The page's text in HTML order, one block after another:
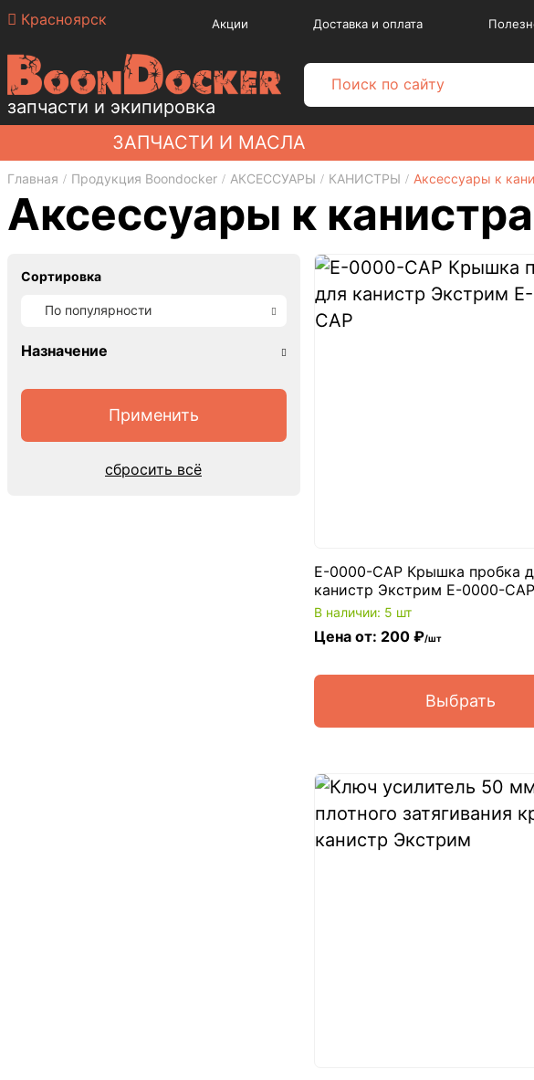
Красноярск Акции Доставка и оплата
запчасти и экипировка
ЗАПЧАСТИ И МАСЛА
Главная Продукция Boondocker АКСЕССУАРЫ КАНИСТРЫ Аксессуары к
Аксессуары к
Сортировка
По популярности
Назначение
сбросить всё
E-0000-CAP Крышка пробка
канистр Экстрим E-0000-CAP
В наличии: 5 шт
Цена от: 200 ₽/шт
Выбрать